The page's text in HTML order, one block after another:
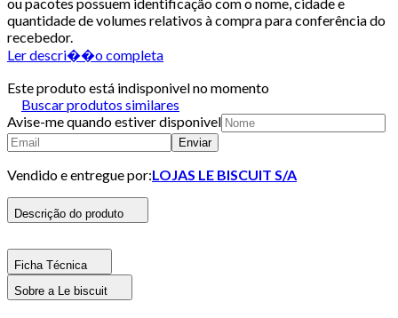
quantidade de volumes relativos à compra para conferência do
recebedor.
Ler descri��o completa
Este produto está indisponivel no momento
Buscar produtos similares
Avise-me quando estiver disponivel
Enviar
Vendido e entregue por:LOJAS LE BISCUIT S/A
Descrição do produto
Ficha Técnica
Sobre a Le biscuit